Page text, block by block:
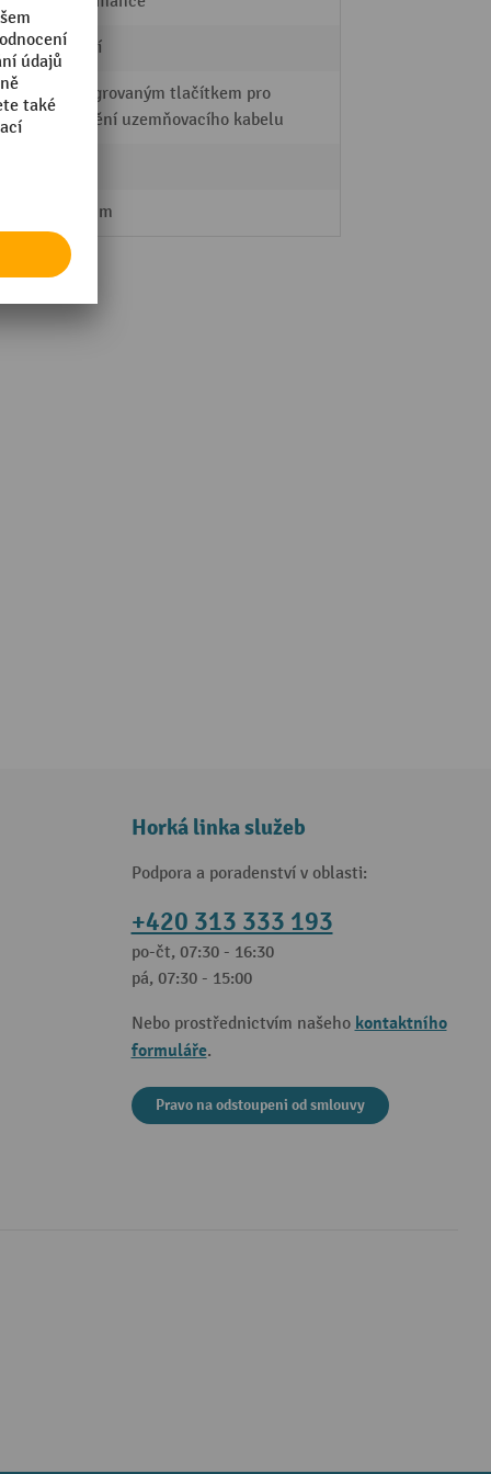
střední
S integrovaným tlačítkem pro
upevnění uzemňovacího kabelu
9,52 mm
Horká linka služeb
Podpora a poradenství v oblasti:
+420 313 333 193
po-čt, 07:30 - 16:30
pá, 07:30 - 15:00
Nebo prostřednictvím našeho kontaktního
formuláře.
Pravo na odstoupeni od smlouvy